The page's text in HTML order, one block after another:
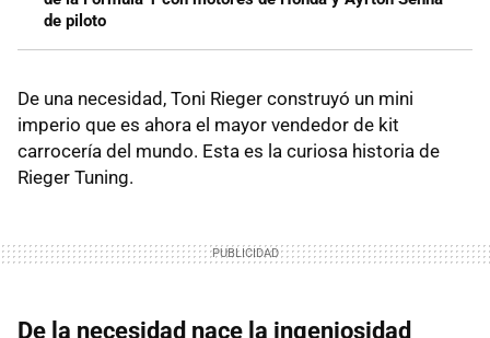
de piloto
De una necesidad, Toni Rieger construyó un mini
imperio que es ahora el mayor vendedor de kit
carrocería del mundo. Esta es la curiosa historia de
Rieger Tuning.
De la necesidad nace la ingeniosidad